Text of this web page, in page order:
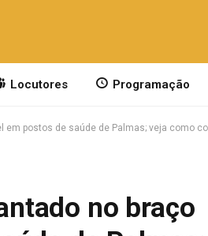
Locutores Programação
postos de saúde de Palmas; veja como
no braço